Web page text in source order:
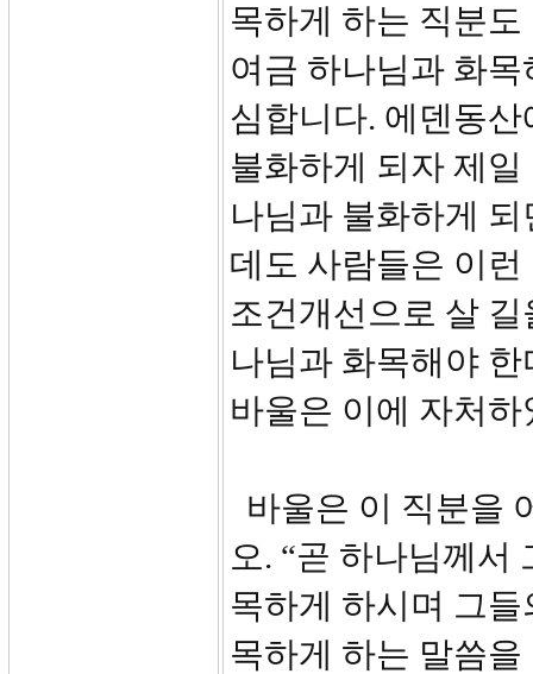
목하게 하는 직분
여금 하나님과 화
심합니다. 에덴동
불화하게 되자 제
나님과 불화하게
데도 사람들은 이
조건개선으로 살
나님과 화목해야
바울은 이에 자처
바울은 이 직분을
오. “곧 하나님께서
목하게 하시며 그
목하게 하는 말씀